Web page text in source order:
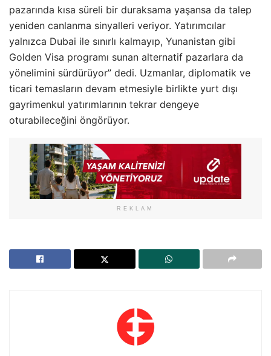
pazarında kısa süreli bir duraksama yaşansa da talep
yeniden canlanma sinyalleri veriyor. Yatırımcılar
yalnızca Dubai ile sınırlı kalmayıp, Yunanistan gibi
Golden Visa programı sunan alternatif pazarlara da
yönelimini sürdürüyor” dedi. Uzmanlar, diplomatik ve
ticari temasların devam etmesiyle birlikte yurt dışı
gayrimenkul yatırımlarının tekrar dengeye
oturabileceğini öngörüyor.
REKLAM